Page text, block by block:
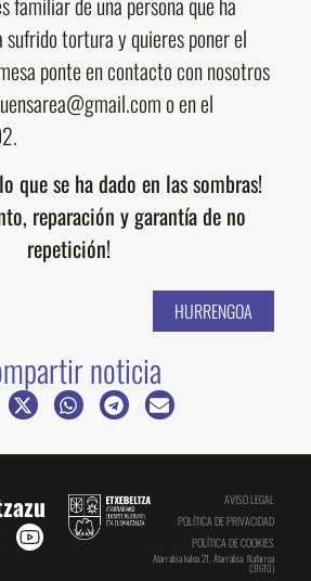
tortura y quieres poner el
ponte en contacto con nosotros
o en el
que se ha dado en las sombras!
reparación y garantía de no
repetición!
HURRENGOA
noticia
AVISO LEGAL
POLÍTICA DE PRIVACIDAD
POLÍTICA DE COOKIES
Atarrabia kalea 21. Atarrabia. Nafarroa
(31610)